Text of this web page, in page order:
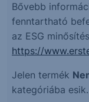
Bővebb
fenntartható
az ESG
https://
Jelen termék
kategóriába esik.